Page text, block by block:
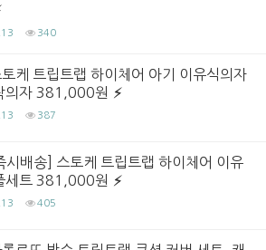
340
토케 트립트랩 하이체어 아기 이유식의자
의자 381,000원
387
시배송] 스토케 트립트랩 하이체어 이유
세트 381,000원
405